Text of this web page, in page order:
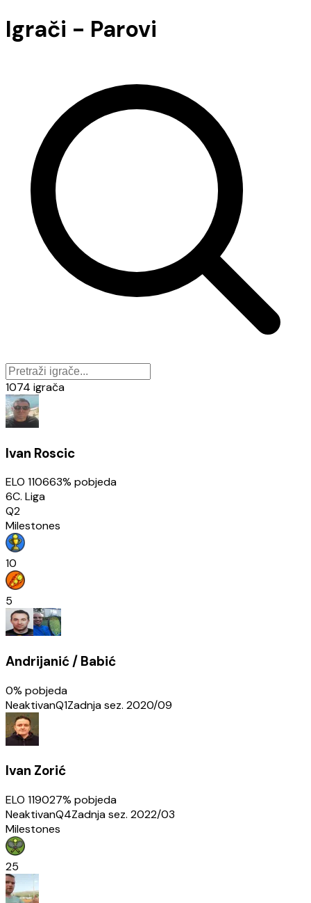
Igrači - Parovi
1074 igrača
Ivan Roscic
ELO 110663% pobjeda
6C. Liga
Q2
Milestones
10
5
Andrijanić / Babić
0% pobjeda
NeaktivanQ1Zadnja sez. 2020/09
Ivan Zorić
ELO 119027% pobjeda
NeaktivanQ4Zadnja sez. 2022/03
Milestones
25